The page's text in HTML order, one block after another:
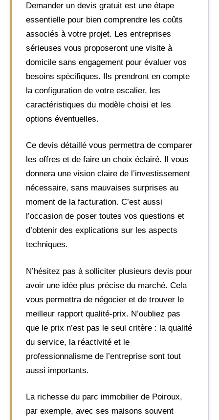
Demander un devis gratuit est une étape
essentielle pour bien comprendre les coûts
associés à votre projet. Les entreprises
sérieuses vous proposeront une visite à
domicile sans engagement pour évaluer vos
besoins spécifiques. Ils prendront en compte
la configuration de votre escalier, les
caractéristiques du modèle choisi et les
options éventuelles.
Ce devis détaillé vous permettra de comparer
les offres et de faire un choix éclairé. Il vous
donnera une vision claire de l’investissement
nécessaire, sans mauvaises surprises au
moment de la facturation. C’est aussi
l’occasion de poser toutes vos questions et
d’obtenir des explications sur les aspects
techniques.
N’hésitez pas à solliciter plusieurs devis pour
avoir une idée plus précise du marché. Cela
vous permettra de négocier et de trouver le
meilleur rapport qualité-prix. N’oubliez pas
que le prix n’est pas le seul critère : la qualité
du service, la réactivité et le
professionnalisme de l’entreprise sont tout
aussi importants.
La richesse du parc immobilier de Poiroux,
par exemple, avec ses maisons souvent